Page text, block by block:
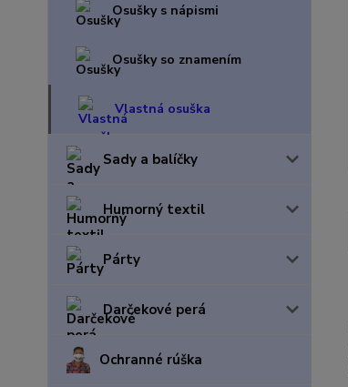
Osušky s nápismi
Osušky so znamením
Vlastná osuška
Sady a balíčky
Humorný textil
Párty
Darčekové perá
Ochranné rúška